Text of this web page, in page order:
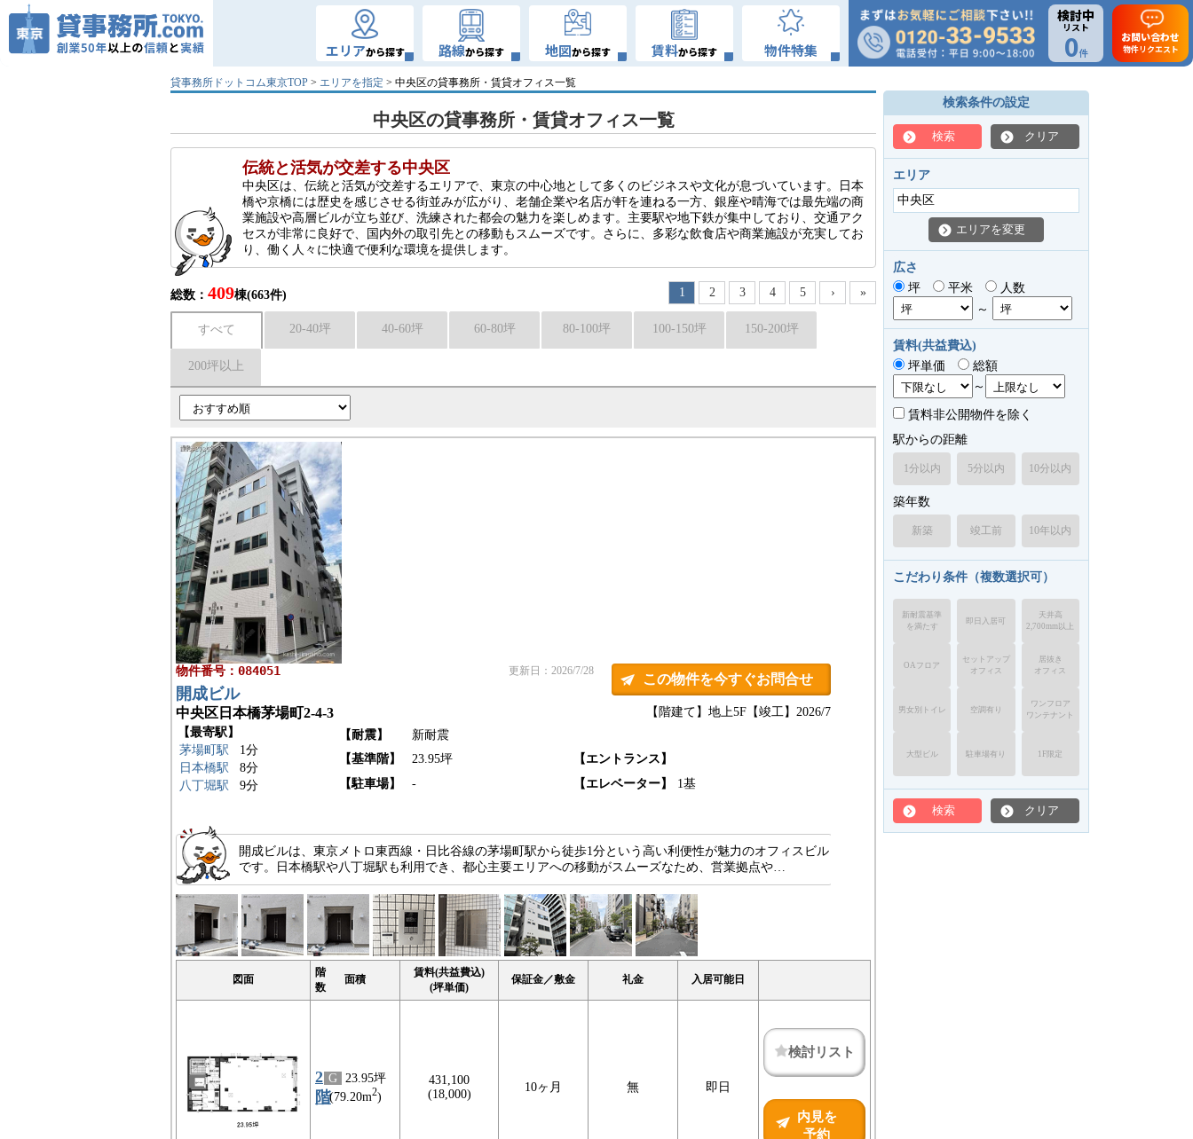
エリアから探す 路線から探す 地図から探す 賃料から探す 物件特集
検討中
リスト
0件
お問い合わせ
物件リクエスト
貸事務所ドットコム東京TOP > エリアを指定 > 中央区の貸事務所・賃貸オフィス一覧
中央区の貸事務所・賃貸オフィス一覧
伝統と活気が交差する中央区
中央区は、伝統と活気が交差するエリアで、東京の中心地として多くのビジネスや文化が息づいています。日本
橋や京橋には歴史を感じさせる街並みが広がり、老舗企業や名店が軒を連ねる一方、銀座や晴海では最先端の商
業施設や高層ビルが立ち並び、洗練された都会の魅力を楽しめます。主要駅や地下鉄が集中しており、交通アク
セスが非常に良好で、国内外の取引先との移動もスムーズです。さらに、多彩な飲食店や商業施設が充実してお
り、働く人々に快適で便利な環境を提供します。
総数： 409棟(663件) 1 2 3 4 5 › »
すべて 20-40坪 40-60坪 60-80坪 80-100坪 100-150坪 150-200坪
200坪以上
物件番号：084051 更新日：2026/7/28
この物件を今すぐお問合せ
開成ビル
中央区日本橋茅場町2-4-3 【竣工】2026/7
【階建て】地上5F
【最寄駅】
茅場町駅
1分
日本橋駅
8分
八丁堀駅
9分
【耐震】
新耐震
【基準階】
23.95坪
【エントランス】
【駐車場】
- 【エレベーター】 1基
開成ビルは、東京メトロ東西線・日比谷線の茅場町駅から徒歩1分という高い利便性が魅力のオフィスビル
です。日本橋駅や八丁堀駅も利用でき、都心主要エリアへの移動がスムーズなため、営業拠点や…
図面
階
数
面積
賃料(共益費込)
(坪単価)
保証金／敷金 礼金 入居可能日
2
階
G 23.95坪
(79.20m2)
431,100
(18,000)
10ヶ月 無 即日
検討リスト
内見を
予約
検索条件の設定
検索 クリア
エリア
中央区
エリアを変更
広さ
坪
平米
人数
～
賃料(共益費込)
坪単価
総額
～
賃料非公開物件を除く
駅からの距離
1分以内 5分以内 10分以内
築年数
新築 竣工前 10年以内
こだわり条件（複数選択可）
新耐震基準
を満たす
即日入居可
天井高
2,700mm以上
OAフロア
セットアップ
オフィス
居抜き
オフィス
男女別トイレ 空調有り
ワンフロア
ワンテナント
大型ビル 駐車場有り 1F限定
検索 クリア